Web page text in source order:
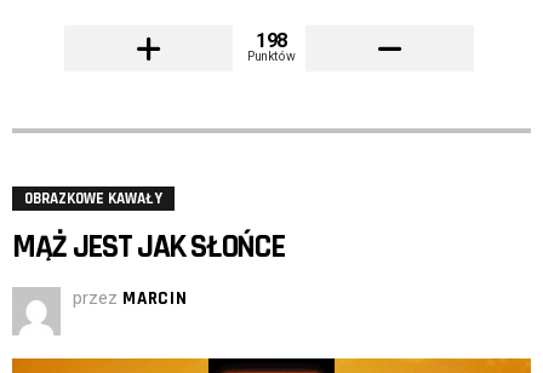
198
Punktów
OBRAZKOWE KAWAŁY
MĄŻ JEST JAK SŁOŃCE
przez MARCIN